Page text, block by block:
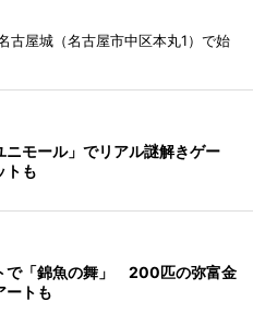
古屋城（名古屋市中区本丸1）で始
ニモール」でリアル謎解きゲー
トも
で「錦魚の舞」 200匹の弥富金
ートも